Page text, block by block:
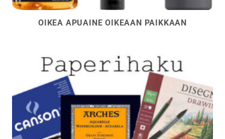
OIKEA APUAINE OIKEAAN PAIKKAAN